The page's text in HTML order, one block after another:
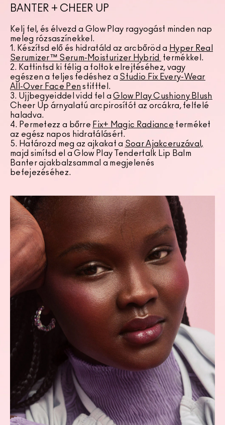
BANTER + CHEER UP
Kelj fel, és élvezd a Glow Play ragyogást minden nap
meleg rózsaszínekkel.
1. Készítsd elő és hidratáld az arcbőröd a Hyper Real
Serumizer™ Serum-Moisturizer Hybrid
termékkel.
2. Kattintsd ki félig a foltok elrejtéséhez, vagy
egészen a teljes fedéshez a Studio Fix Every-Wear
All-Over Face Pen stifttel.
3. Ujjbegyeiddel vidd fel aGlow Play Cushiony Blush
Cheer Up árnyalatú arcpirosítót az orcákra, felfelé
haladva.
4. Permetezz a bőrre Fix+ Magic Radiance terméket
az egész napos hidratálásért.
5. Határozd meg az ajkakat a Soar Ajakceruzával,
majd simítsd el a Glow Play Tendertalk Lip Balm
Banter ajakbalzsammal a megjelenés
befejezéséhez.